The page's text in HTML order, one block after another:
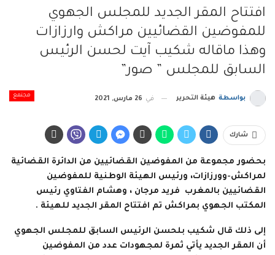
افتتاح المقر الجديد للمجلس الجهوي
للمفوضين القضائيين مراكش وارزازات
وهذا ماقاله شكيب آيت لحسن الرئيس
السابق للمجلس ” صور”
مجتمع بواسطة هيئة التحرير في 26 مارس, 2021
شارك
بحضور مجموعة من المفوضين القضائيين من الدائرة القضائية
لمراكش-وورزازات، ورئيس الهيئة الوطنية للمفوضين
القضائيين بالمغرب فريد مرجان ، وهشام الفتاوي رئيس
المكتب الجهوي بمراكش تم افتتاح المقر الجديد للهيئة .
إلى ذلك قال شكيب بلحسن الرئيس السابق للمجلس الجهوي
أن المقر الجديد يأتي ثمرة لمجهودات عدد من المفوضين